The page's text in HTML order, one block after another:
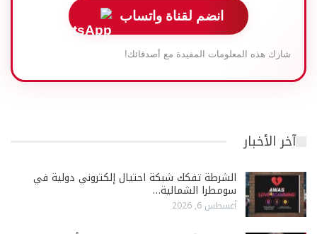
انضم لقناة واتساب
شارك هذه المعلومات المفيدة مع أصدقائك!
آخر الأخبار
الشرطة تفكك شبكة احتيال إلكتروني دولية في
سومطرا الشمالية…
أغسطس 6, 2026